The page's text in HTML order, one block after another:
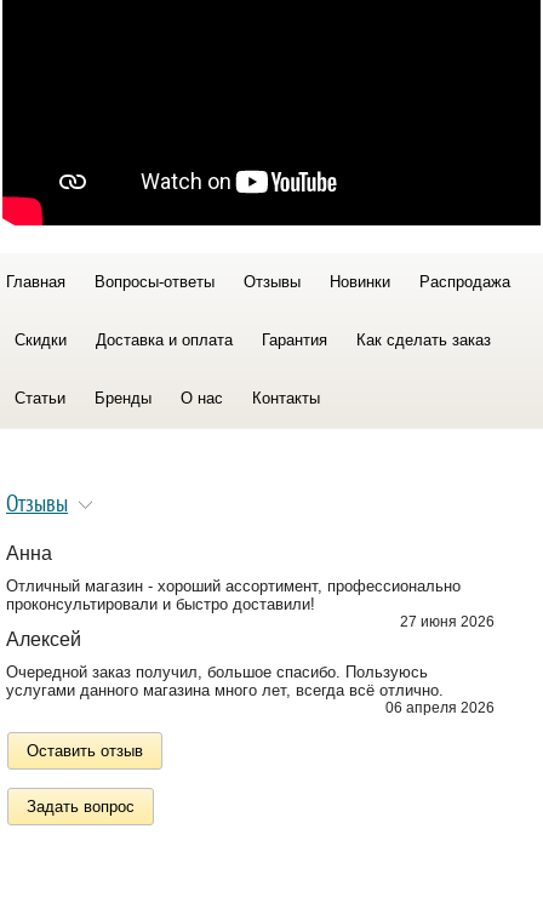
Главная Вопросы-ответы Отзывы Новинки Распродажа
Скидки Доставка и оплата Гарантия Как сделать заказ
Статьи Бренды О нас Контакты
Отзывы
Анна
Отличный магазин - хороший ассортимент, профессионально
проконсультировали и быстро доставили!
27 июня 2026
Алексей
Очередной заказ получил, большое спасибо. Пользуюсь
услугами данного магазина много лет, всегда всё отлично.
06 апреля 2026
Оставить отзыв
Задать вопрос